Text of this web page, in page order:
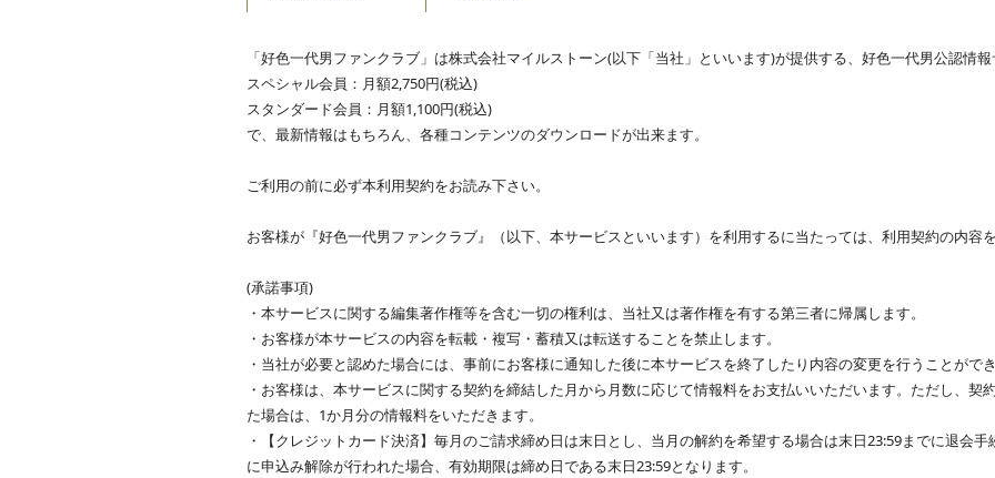
「好色一代男ファンクラブ」は株式会社マイルストーン(以下「当社」といいます)が提供する、好色一代男公認情
スペシャル会員：月額2,750円(税込)
スタンダード会員：月額1,100円(税込)
で、最新情報はもちろん、各種コンテンツのダウンロードが出来ます。
ご利用の前に必ず本利用契約をお読み下さい。
お客様が『好色一代男ファンクラブ』（以下、本サービスといいます）を利用するに当たっては、利用契約の内容
(承諾事項)
・本サービスに関する編集著作権等を含む一切の権利は、当社又は著作権を有する第三者に帰属します。
・お客様が本サービスの内容を転載・複写・蓄積又は転送することを禁止します。
・当社が必要と認めた場合には、事前にお客様に通知した後に本サービスを終了したり内容の変更を行うことがで
・お客様は、本サービスに関する契約を締結した月から月数に応じて情報料をお支払いいただいます。ただし、契
た場合は、1か月分の情報料をいただきます。
・【クレジットカード決済】毎月のご請求締め日は末日とし、当月の解約を希望する場合は末日23:59までに退会
に申込み解除が行われた場合、有効期限は締め日である末日23:59となります。